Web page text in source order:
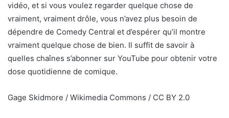
vidéo, et si vous voulez regarder quelque chose de
vraiment, vraiment drôle, vous n’avez plus besoin de
dépendre de Comedy Central et d’espérer qu’il montre
vraiment quelque chose de bien. Il suffit de savoir à
quelles chaînes s’abonner sur YouTube pour obtenir votre
dose quotidienne de comique.
Gage Skidmore / Wikimedia Commons / CC BY 2.0